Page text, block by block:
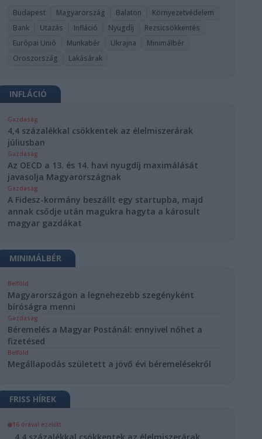
Budapest Magyarország Balaton
Környezetvédelem
Bank
Utazás Infláció Nyugdíj
Rezsicsökkentés
Európai Unió
Munkabér Ukrajna
Minimálbér
Oroszország
Lakásárak
INFLÁCIÓ
Gazdaság
4,4 százalékkal csökkentek az élelmiszerárak
júliusban
Gazdaság
Az OECD a 13. és 14. havi nyugdíj maximálását
javasolja Magyarországnak
Gazdaság
A Fidesz-kormány beszállt egy startupba, majd
annak csődje után magukra hagyta a károsult
magyar gazdákat
MINIMÁLBÉR
Belföld
Magyarországon a legnehezebb szegényként
bíróságra menni
Gazdaság
Béremelés a Magyar Postánál: ennyivel nőhet a
fizetésed
Belföld
Megállapodás született a jövő évi béremelésekről
FRISS HÍREK
16 órával ezelőtt